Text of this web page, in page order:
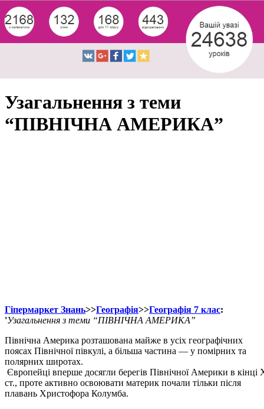
Узагальнення з теми
“ПІВНІЧНА АМЕРИКА”
Гіпермаркет Знань>>Географія>>Географія 7 клас:
'Узагальнення з теми “ПІВНІЧНА АМЕРИКА”
Північна Америка розташована майже в усіх географічних
поясах Північної півкулі, а більша частина — у помірних та
полярних широтах.
Європейці вперше досягли берегів Північної Америки в кінці
ст., проте активно освоювати материк почали тільки після
плавань Христофора Колумба.